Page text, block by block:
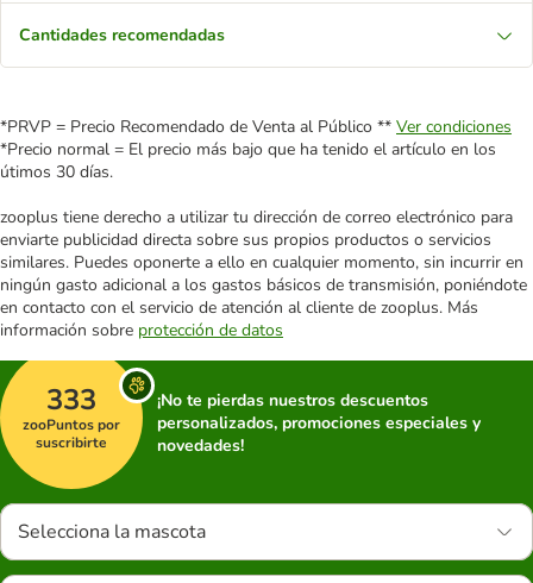
Cantidades recomendadas
*PRVP = Precio Recomendado de Venta al Público ** Ver condiciones
*Precio normal = El precio más bajo que ha tenido el artículo en los
útimos 30 días.
zooplus tiene derecho a utilizar tu dirección de correo electrónico para
enviarte publicidad directa sobre sus propios productos o servicios
similares. Puedes oponerte a ello en cualquier momento, sin incurrir en
ningún gasto adicional a los gastos básicos de transmisión, poniéndote
en contacto con el servicio de atención al cliente de zooplus. Más
información sobre protección de datos
333
zooPuntos por
suscribirte
¡No te pierdas nuestros descuentos
personalizados, promociones especiales y
novedades!
Selecciona la mascota